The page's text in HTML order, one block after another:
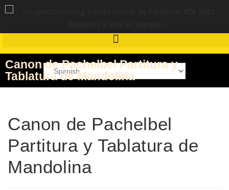
Canon de Pachelbel Partitura y
Tablatura de Mandolina
Canon de Pachelbel
Partitura y Tablatura de
Mandolina